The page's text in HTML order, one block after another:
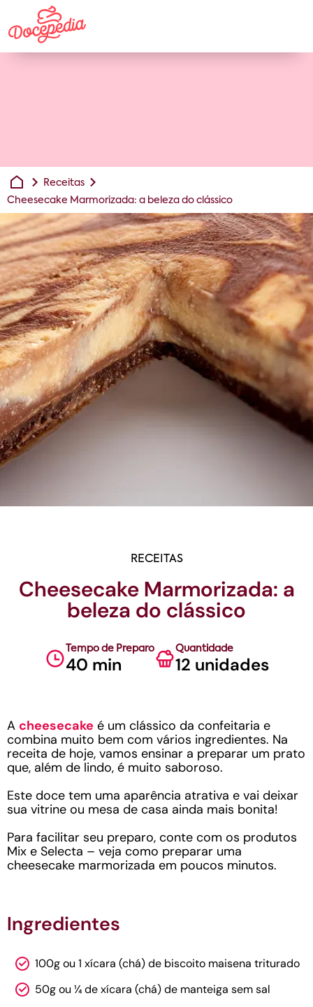
Receitas
Cheesecake Marmorizada: a beleza do clássico
RECEITAS
Cheesecake Marmorizada: a
beleza do clássico
Tempo de Preparo
40 min
Quantidade
12 unidades
A cheesecake é um clássico da confeitaria e
combina muito bem com vários ingredientes. Na
receita de hoje, vamos ensinar a preparar um prato
que, além de lindo, é muito saboroso.
Este doce tem uma aparência atrativa e vai deixar
sua vitrine ou mesa de casa ainda mais bonita!
Para facilitar seu preparo, conte com os produtos
Mix e Selecta – veja como preparar uma
cheesecake marmorizada em poucos minutos.
Ingredientes
100g ou 1 xícara (chá) de biscoito maisena triturado
50g ou ¼ de xícara (chá) de manteiga sem sal